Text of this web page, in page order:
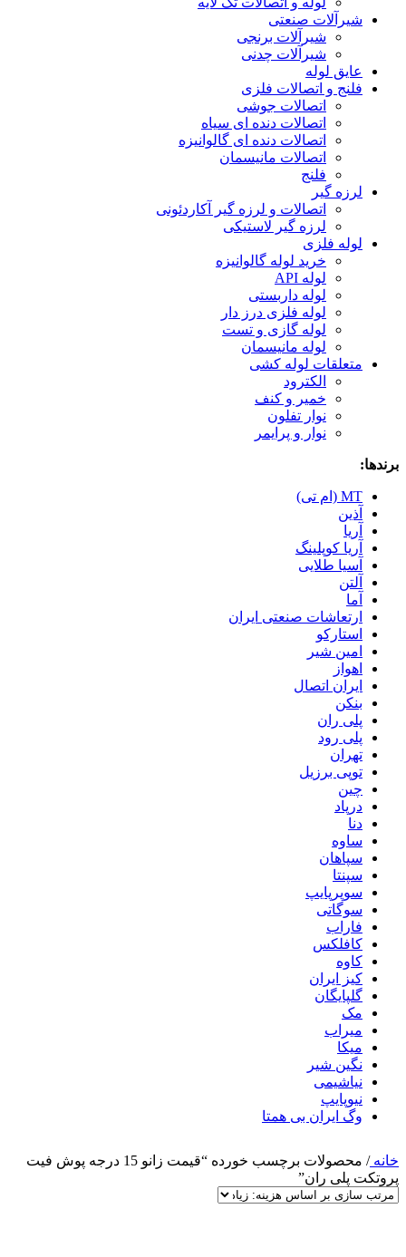
شیرآلات صنعتی
شیرآلات برنجی
شیرآلات چدنی
عایق لوله
فلنج و اتصالات فلزی
اتصالات جوشی
اتصالات دنده ای سیاه
اتصالات دنده ای گالوانیزه
اتصالات مانیسمان
فلنج
لرزه گیر
اتصالات و لرزه گیر آکاردئونی
لرزه گیر لاستیکی
لوله فلزی
خرید لوله گالوانیزه
لوله API
لوله داربستی
لوله فلزی درز دار
لوله گازی و تست
لوله مانیسمان
متعلقات لوله کشی
الکترود
خمیر و کنف
نوار تفلون
نوار و پرایمر
برندها:
MT (ام تی)
آذین
آریا
آریا کوپلینگ
آسیا طلایی
آلتن
آما
ارتعاشات صنعتی ایران
استارکو
امین شیر
اهواز
ایران اتصال
بنکن
پلی ران
پلی رود
تهران
توپی برزیل
چین
درپاد
دنا
ساوه
سپاهان
سپنتا
سوپرپایپ
سوگاتی
فاراب
کافلکس
کاوه
کیز ایران
گلپایگان
مک
میراب
میکا
نگین شیر
نیاشیمی
نیوپایپ
وگ ایران بی همتا
خانه/
محصولات برچسب خورده “قیمت زانو 15 درجه پوش فیت
پروتکت پلی ران”